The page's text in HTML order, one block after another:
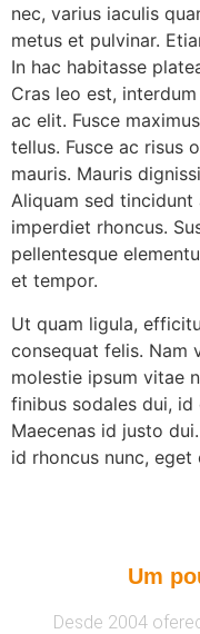
nec, varius iaculis
metus et pulvinar.
In hac habitasse
Cras leo est,
ac elit. Fusce
tellus. Fusce ac risus
mauris. Mauris
Aliquam sed
imperdiet rhoncus.
pellentesque
et tempor.
Ut quam ligula,
consequat felis. Nam
molestie ipsum vitae
finibus sodales dui,
Maecenas id justo
id rhoncus nunc, eget
Um
Desde 2004